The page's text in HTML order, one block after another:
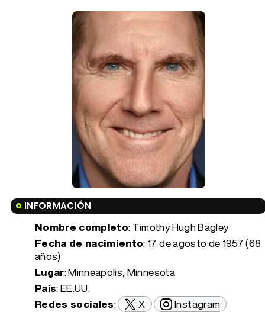
INFORMACIÓN
Nombre completo: Timothy Hugh Bagley
Fecha de nacimiento: 17 de agosto de 1957 (68
años)
Lugar: Minneapolis, Minnesota
País: EE.UU.
Redes sociales: X Instagram